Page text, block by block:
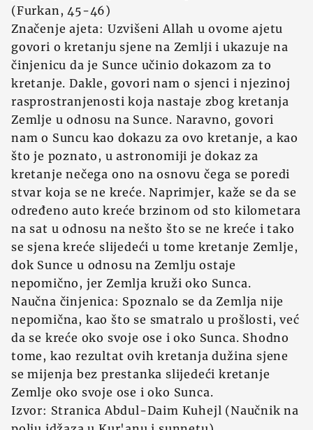
(Furkan, 45-46)
Značenje ajeta: Uzvišeni Allah u ovome ajetu
govori o kretanju sjene na Zemlji i ukazuje na
činjenicu da je Sunce učinio dokazom za to
kretanje. Dakle, govori nam o sjenci i njezinoj
rasprostranjenosti koja nastaje zbog kretanja
Zemlje u odnosu na Sunce. Naravno, govori
nam o Suncu kao dokazu za ovo kretanje, a kao
što je poznato, u astronomiji je dokaz za
kretanje nečega ono na osnovu čega se poredi
stvar koja se ne kreće. Naprimjer, kaže se da se
određeno auto kreće brzinom od sto kilometara
na sat u odnosu na nešto što se ne kreće i tako
se sjena kreće slijedeći u tome kretanje Zemlje,
dok Sunce u odnosu na Zemlju ostaje
nepomično, jer Zemlja kruži oko Sunca.
Naučna činjenica: Spoznalo se da Zemlja nije
nepomična, kao što se smatralo u prošlosti, već
da se kreće oko svoje ose i oko Sunca. Shodno
tome, kao rezultat ovih kretanja dužina sjene
se mijenja bez prestanka slijedeći kretanje
Zemlje oko svoje ose i oko Sunca.
Izvor: Stranica Abdul-Daim Kuhejl (Naučnik na